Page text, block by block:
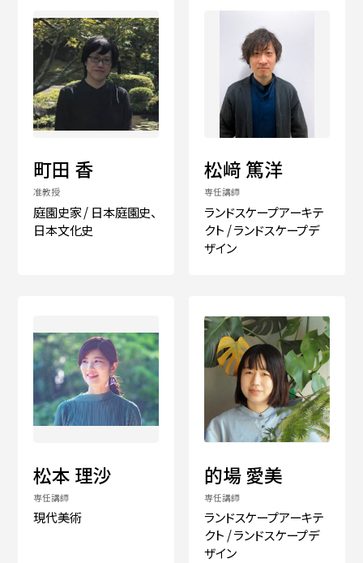
町田 香
准教授
庭園史家 / 日本庭園史、
日本文化史
松﨑 篤洋
専任講師
ランドスケープアーキテ
クト / ランドスケープデ
ザイン
松本 理沙
専任講師
現代美術
的場 愛美
専任講師
ランドスケープアーキテ
クト / ランドスケープデ
ザイン